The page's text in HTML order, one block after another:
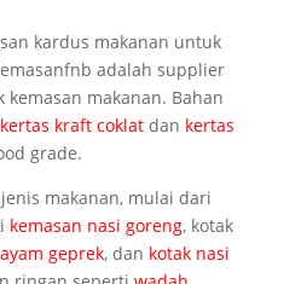
kardus makanan untuk
adalah supplier
makanan. Bahan
kertas kraft coklatdan kertas
grade.
makanan, mulai dari
kemasan nasi goreng, kotak
geprek, dan kotak nasi